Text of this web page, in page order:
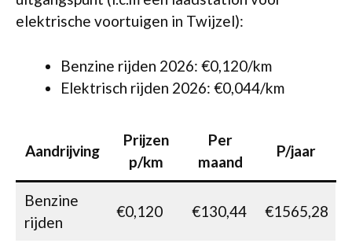
elektrische voortuigen in Twijzel):
Benzine rijden 2026: €0,120/km
Elektrisch rijden 2026: €0,044/km
Aandrijving
Prijzen
p/km
Per
maand
P/jaar
Benzine
rijden
€0,120 €130,44 €1565,28